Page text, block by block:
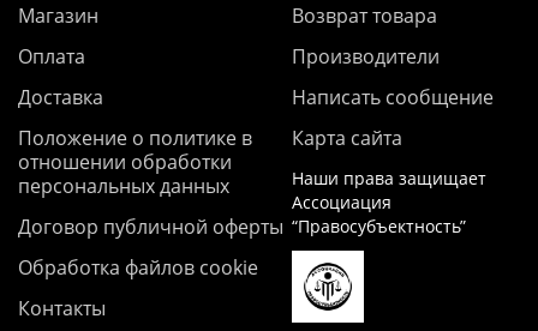
Магазин
Оплата
Доставка
Положение о политике в
отношении обработки
персональных данных
Договор публичной оферты
Обработка файлов cookie
Контакты
Возврат товара
Производители
Написать сообщение
Карта сайта
Наши права защищает
Ассоциация
“Правосубъектность”